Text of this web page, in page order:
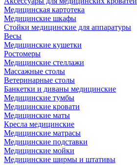
Медицинская картотека
Медицинские шкафы
Стойки медицинские для аппаратуры
Весы
Медицинские кушетки
Ростомеры
Медицинские стеллажи
Массажные столы
Ветеринарные столы
Банкетки и диваны медицинские
Медицинские тумбы
Медицинские кровати
Медицинские маты
Кресла медицинские
Медицинские матрасы
Медицинские подставки
Медицинские мойки
Медицинские ширмы и штативы